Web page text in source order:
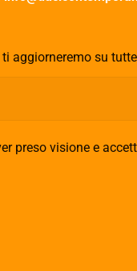
aggiorneremo su
preso visione e